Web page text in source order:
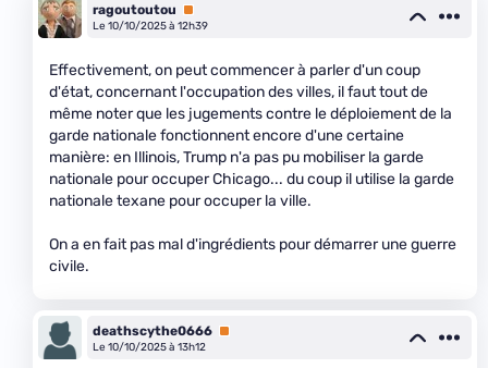
ragoutoutou
Premium
Le 10/10/2025 à 12h39
Effectivement, on peut commencer à parler d'un coup
d'état, concernant l'occupation des villes, il faut tout de
même noter que les jugements contre le déploiement de la
garde nationale fonctionnent encore d'une certaine
manière: en Illinois, Trump n'a pas pu mobiliser la garde
nationale pour occuper Chicago... du coup il utilise la garde
nationale texane pour occuper la ville.
On a en fait pas mal d'ingrédients pour démarrer une guerre
civile.
deathscythe0666 Premium
Le 10/10/2025 à 13h12